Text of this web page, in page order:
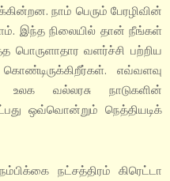
நாம் பெரும் பேரழிவின்
இந்த நிலையில் தான் நீங்கள்
பொருளாதார வளர்ச்சி பற்றிய
எவ்வளவு
உலக வல்லரசு நாடுகளின்
ஒவ்வொன்றும் நெத்தியடிக்
நட்சத்திரம் கிரெட்டா